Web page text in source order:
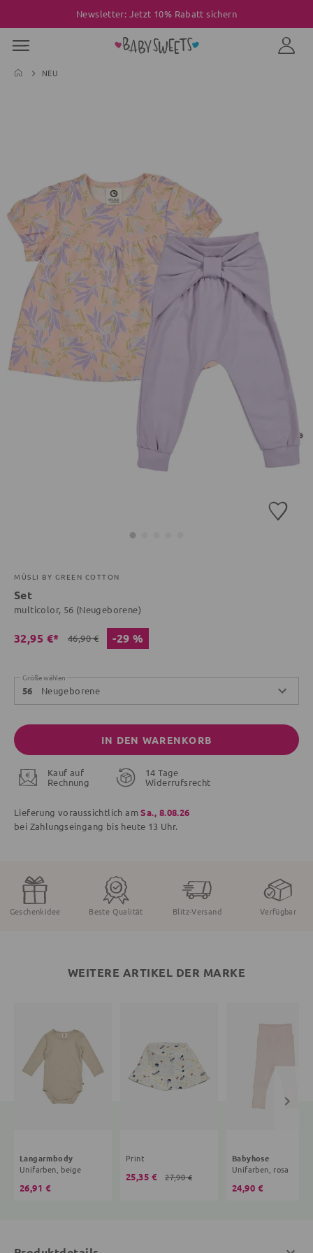
Newsletter: Jetzt 10% Rabatt sichern
NEU
MÜSLI BY GREEN COTTON
Set
multicolor, 56 (Neugeborene)
32,95 €* 46,90 € -29 %
Größe wählen
56 Neugeborene
IN DEN WARENKORB
Kauf auf
Rechnung
14 Tage
Widerrufsrecht
Lieferung voraussichtlich amSa., 8.08.26
bei Zahlungseingang bis heute 13 Uhr.
Geschenkidee Beste Qualität Blitz-Versand Verfügbar
WEITERE ARTIKEL DER MARKE
Langarmbody
Unifarben, beige
26,91 €
Print
25,35 € 27,90 €
Babyhose
Unifarben, rosa
24,90 €